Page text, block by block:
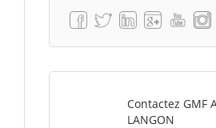
Contactez GMF
LANGON